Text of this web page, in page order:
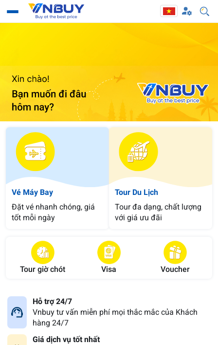
Vé Máy Bay
Đặt vé nhanh chóng, giá
tốt mỗi ngày
Tour Du Lịch
Tour đa dạng, chất lượng
với giá ưu đãi
Tour giờ chót Visa Voucher
Hỗ trợ 24/7
Vnbuy tư vấn miễn phí mọi thắc mắc của Khách
hàng 24/7
Giá dịch vụ tốt nhất